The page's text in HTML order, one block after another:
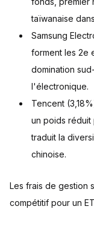
taïwanaise
Samsung
forment les 2e
domination
l'électronique.
Tencent
un poids
traduit la
chinoise.
Les frais de gestion
compétitif pour un